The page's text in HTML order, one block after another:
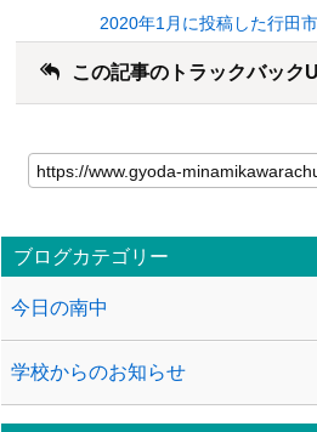
2020年1月に投稿した行田
この記事のトラックバック
ブログカテゴリー
今日の南中
学校からのお知らせ